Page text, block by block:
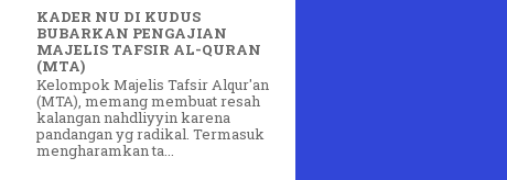
KADER NU DI KUDUS
BUBARKAN PENGAJIAN
MAJELIS TAFSIR AL-QURAN
(MTA)
Kelompok Majelis Tafsir Alqur'an
(MTA), memang membuat resah
kalangan nahdliyyin karena
pandangan yg radikal. Termasuk
mengharamkan ta...